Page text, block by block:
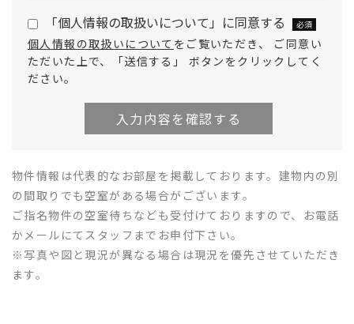
「個人情報の取扱いについて」に同意する 必須
個人情報の取扱いについて をご覧いただき、 ご同意い
ただいた上で、「送信する」 ボタンをクリックしてく
ださい。
物件情報は代表的なお部屋を掲載しております。建物内の別
の間取りでも空室がある場合がございます。
ご指名物件の空室待ちなども受付けておりますので、お電話
かメールにてスタッフまでお申付下さい。
※写真や図と現況が異なる場合は現況を優先させていただき
ます。